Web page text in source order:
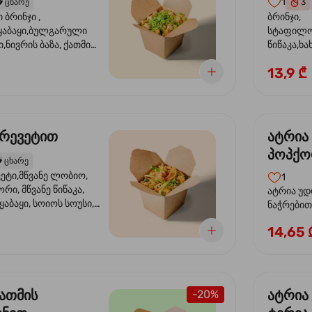
ცხარე
,
ბაზა, ქათმის
ხახვი,სეზამის
3
ბრინჯი,
სოუსი,
13,9 ₾
ცხარე
ლობიო,
მწვანე წიწაკა,
სოიოს სოუსი,
სოუსი, მწვანე ხახვი,
ატრია
სოსუით
1
ატრია
ნაჭრებით,
ნიორი)
14,65
-20%